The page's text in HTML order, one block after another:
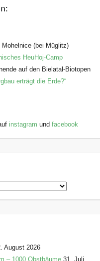
(bei Müglitz)
HeuHoj-Camp
auf den Bielatal-Biotopen
erträgt die Erde?“
instagram und facebook
August 2026
– 1000 Obstbäume 31. Juli